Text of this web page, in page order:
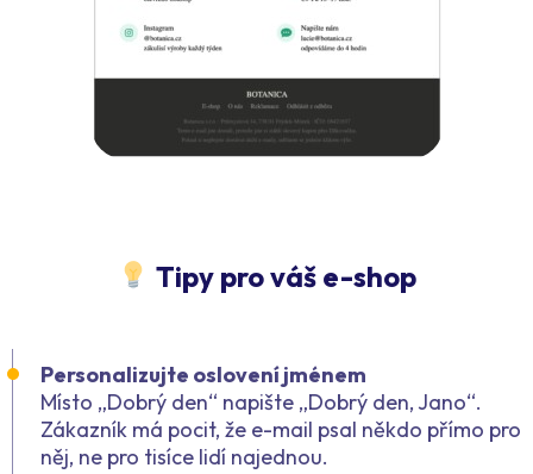
Tipy pro váš e-shop
Personalizujte oslovení jménem
Místo „Dobrý den“ napište „Dobrý den, Jano“.
Zákazník má pocit, že e-mail psal někdo přímo pro
něj, ne pro tisíce lidí najednou.